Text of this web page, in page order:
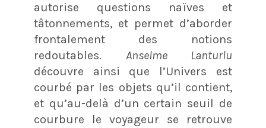
autorise questions naïves et
tâtonnements, et permet d’aborder
frontalement des notions
redoutables. Anselme Lanturlu
découvre ainsi que l’Univers est
courbé par les objets qu’il contient,
et qu’au-delà d’un certain seuil de
courbure le voyageur se retrouve